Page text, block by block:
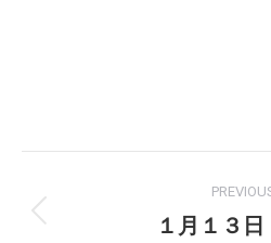
navigation１月１３日